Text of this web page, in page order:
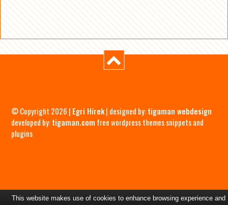
© Copyright 2026 | Egri Hírek| designed by:tigaman webdesign
developed by:tigaman.com free wordpress themes snippets and
plugins
This website makes use of cookies to enhance browsing experience and